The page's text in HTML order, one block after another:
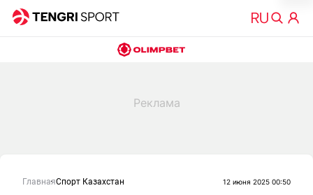
ГлавнаяСпорт Казахстан 12 июня 2025 00:50